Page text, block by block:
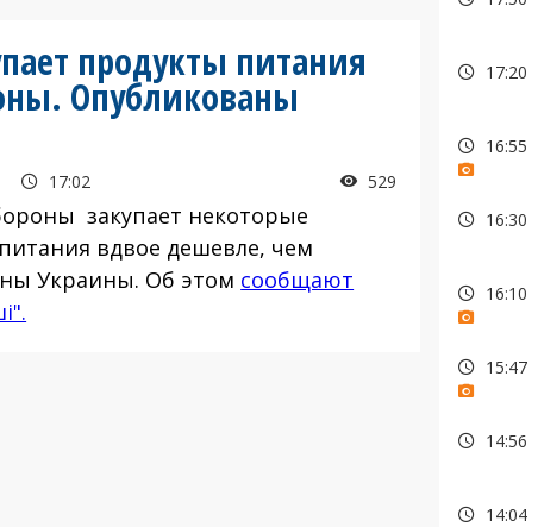
продукты питания
Опубликованы
17:02 529
закупает некоторые
вдвое дешевле, чем
Украины. Об этом сообщают
17:20
16:55
16:30
16:10
15:47
14:56
14:04